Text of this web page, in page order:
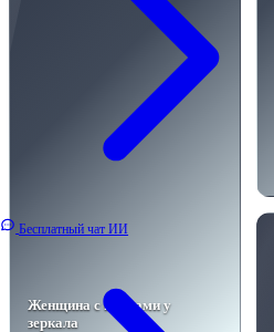
Бесплатный чат ИИ
Женщина с пионами у
зеркала